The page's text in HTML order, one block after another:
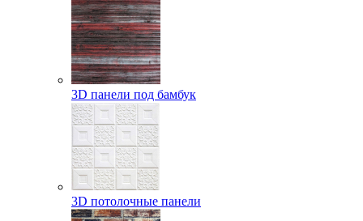
3D панели под бамбук
3D потолочные панели